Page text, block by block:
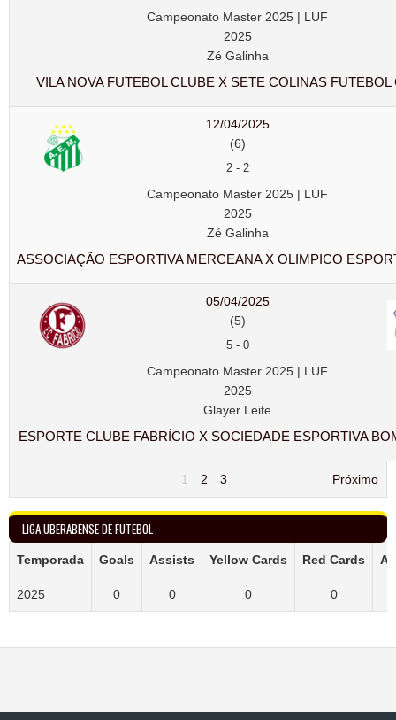
Campeonato Master 2025 | LUF
2025
Zé Galinha
VILA NOVA FUTEBOL CLUBE X SETE COLINAS FUTEBOL
12/04/2025
(6)
2- 2
Campeonato Master 2025 | LUF
2025
Zé Galinha
ASSOCIAÇÃO ESPORTIVA MERCEANA X OLIMPICO
05/04/2025
(5)
5- 0
Campeonato Master 2025 | LUF
2025
Glayer Leite
ESPORTE CLUBE FABRÍCIO X SOCIEDADE ESPORTIVA
1 2 3 Próximo
LIGA UBERABENSE DE FUTEBOL
Temporada Goals Assists Yellow Cards Red Cards
2025 0 0 0 0